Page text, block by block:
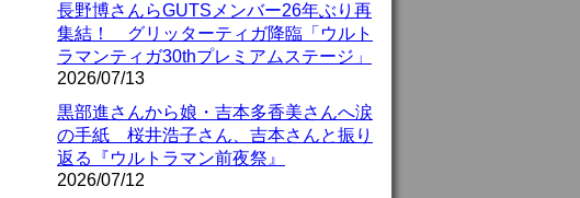
長野博さんらGUTSメンバー26年ぶり再
集結！ グリッターティガ降臨「ウルト
ラマンティガ30thプレミアムステージ」
2026/07/13
黒部進さんから娘・吉本多香美さんへ涙
の手紙 桜井浩子さん、吉本さんと振り
返る『ウルトラマン前夜祭』
2026/07/12